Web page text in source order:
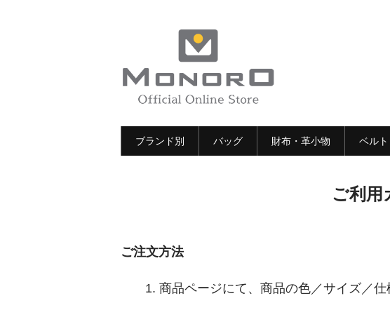
ブランド別 バッグ 財布・革小物 ベルト
ご利用
ご注文方法
1.商品ページにて、商品の色／サイズ ／